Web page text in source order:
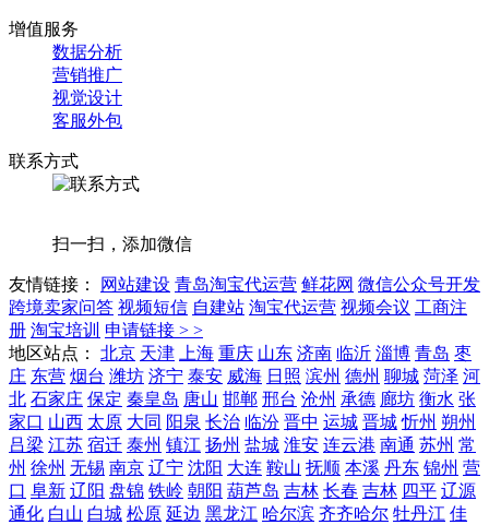
增值服务
数据分析
营销推广
视觉设计
客服外包
联系方式
扫一扫，添加微信
友情链接： 网站建设 青岛淘宝代运营 鲜花网 微信公众号开发
跨境卖家问答 视频短信 自建站 淘宝代运营 视频会议 工商注
册 淘宝培训 申请链接 > >
地区站点：
北京 天津 上海 重庆 山东 济南 临沂 淄博 青岛 枣
庄 东营 烟台 潍坊 济宁 泰安 威海 日照 滨州 德州 聊城 菏泽 河
北 石家庄 保定 秦皇岛 唐山 邯郸 邢台 沧州 承德 廊坊 衡水 张
家口 山西 太原 大同 阳泉 长治 临汾 晋中 运城 晋城 忻州 朔州
吕梁 江苏 宿迁 泰州 镇江 扬州 盐城 淮安 连云港 南通 苏州 常
州 徐州 无锡 南京 辽宁 沈阳 大连 鞍山 抚顺 本溪 丹东 锦州 营
口 阜新 辽阳 盘锦 铁岭 朝阳 葫芦岛 吉林 长春 吉林 四平 辽源
通化 白山 白城 松原 延边 黑龙江 哈尔滨 齐齐哈尔 牡丹江 佳